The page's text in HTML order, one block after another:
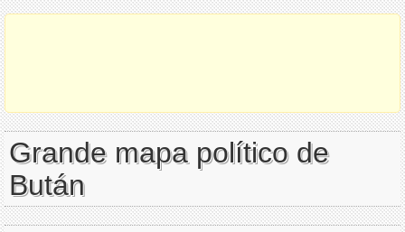
Grande mapa político de
Bután